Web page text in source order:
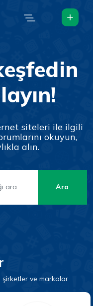
siteleri ile ilgili
okuyun,
alın.
Ara
şirketler ve markalar